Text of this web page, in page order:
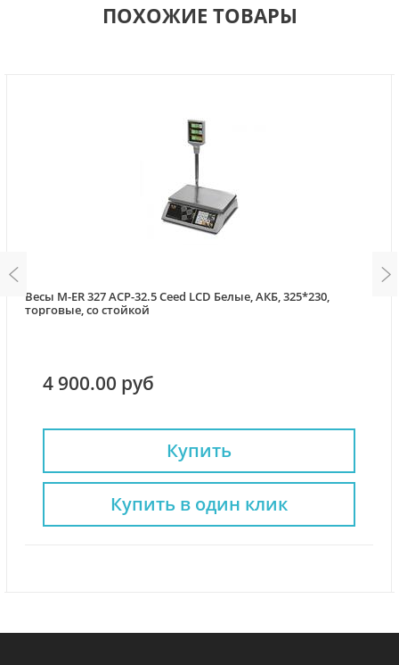
ПОХОЖИЕ ТОВАРЫ
Весы M-ER 327 ACP-32.5 Ceed LCD Белые, АКБ, 325*230,
торговые, со стойкой
4 900.00 руб
Купить
Купить в один клик